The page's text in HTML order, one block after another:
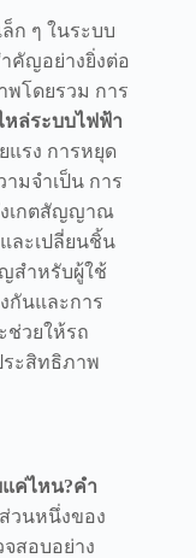
ก ๆ ในระบบ
คัญอย่างยิ่งต่อ
โดยรวม การ
หล่ระบบไฟฟ้า
รง การหยุด
มจำเป็น การ
งเกตสัญญาณ
ละเปลี่ยนชิ้น
สำหรับผู้ใช้
กันและการ
ช่วยให้รถ
ะสิทธิภาพ
ค่ไหน?คำ
วนหนึ่งของ
สอบอย่าง